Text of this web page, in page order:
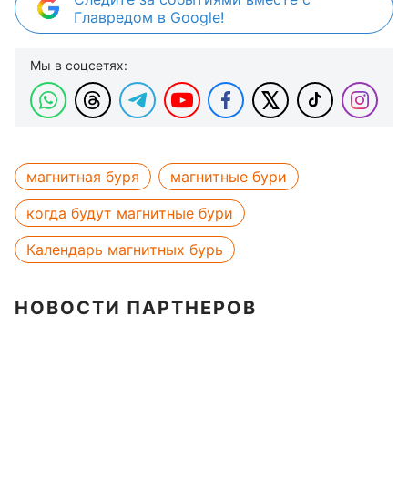
Главредом в Google!
Мы в соцсетях:
магнитная буря
магнитные бури
когда будут магнитные бури
Календарь магнитных бурь
НОВОСТИ ПАРТНЕРОВ